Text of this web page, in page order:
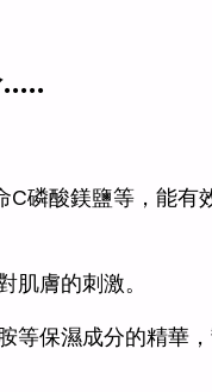
C磷酸鎂鹽等，能有
肌膚的刺激。
等保濕成分的精華